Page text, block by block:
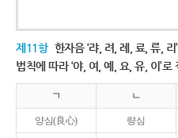
제11항 한자음 ‘랴, 려, 례, 료, 류,
법칙에 따라 ‘야, 여, 예, 요, 유, 이’
ㄱ ㄴ
양심(良心) 량심